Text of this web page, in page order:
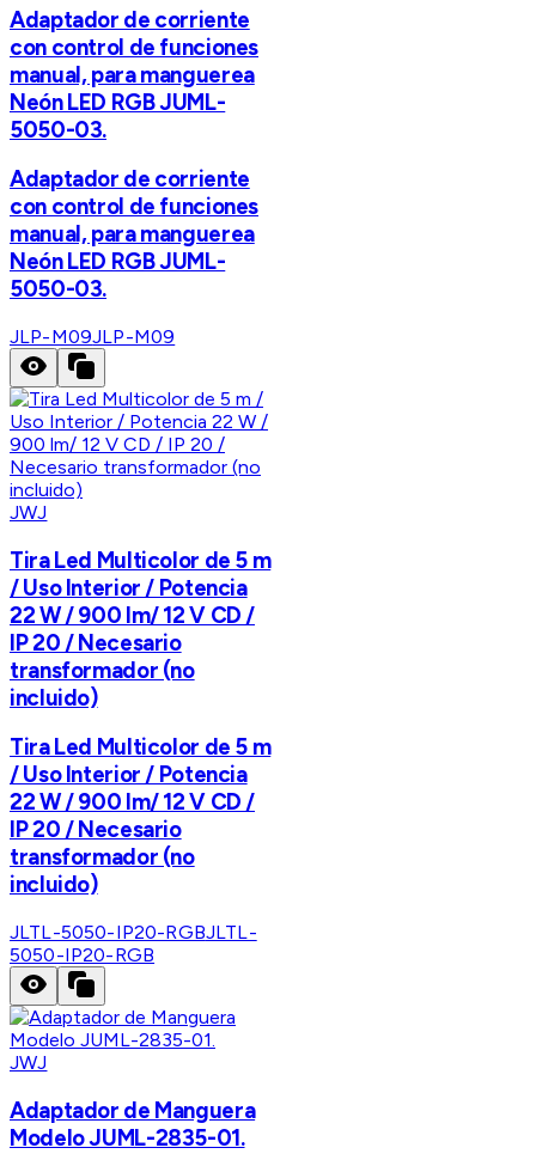
Adaptador de corriente
con control de funciones
manual, para manguerea
Neón LED RGB JUML-
5050-03.
Adaptador de corriente
con control de funciones
manual, para manguerea
Neón LED RGB JUML-
5050-03.
JLP-M09JLP-M09
JWJ
Tira Led Multicolor de 5 m
/ Uso Interior / Potencia
22 W / 900 lm/ 12 V CD /
IP 20 / Necesario
transformador (no
incluido)
Tira Led Multicolor de 5 m
/ Uso Interior / Potencia
22 W / 900 lm/ 12 V CD /
IP 20 / Necesario
transformador (no
incluido)
JLTL-5050-IP20-RGBJLTL-
5050-IP20-RGB
JWJ
Adaptador de Manguera
Modelo JUML-2835-01.